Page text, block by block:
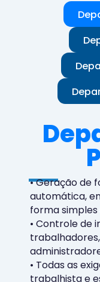
• Geração de
automática,
forma simples
• Controle de
• Todas as
trabalhista e